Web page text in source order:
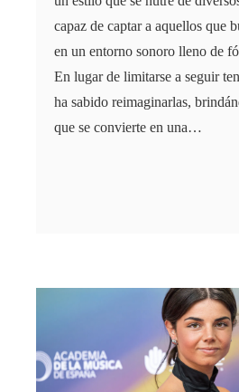
capaz de captar a aquellos que
en un entorno sonoro lleno de
En lugar de limitarse a seguir
ha sabido reimaginarlas,
que se convierte en una…